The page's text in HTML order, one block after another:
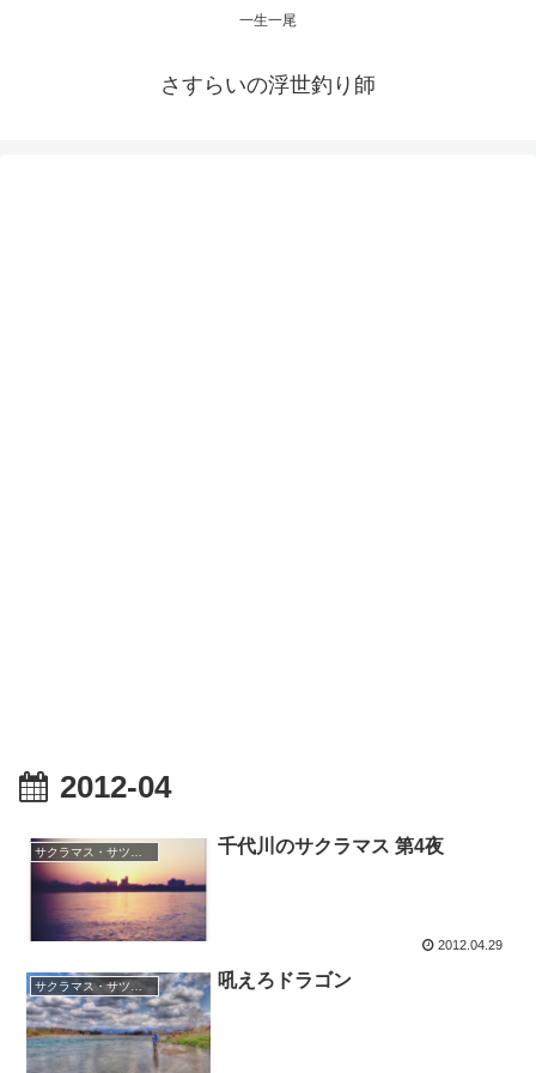
一生一尾
さすらいの浮世釣り師
2012-04
千代川のサクラマス 第4夜
2012.04.29
サクラマス・サツキマス 吼えろドラゴン